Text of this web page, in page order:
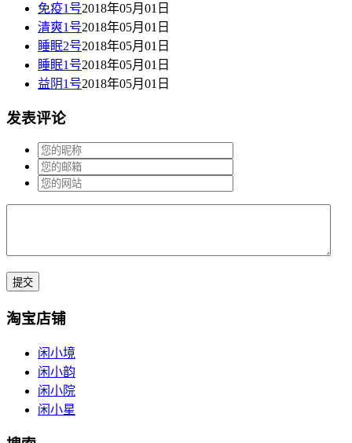
免疫1号2018年05月01日
清爽1号2018年05月01日
睡眠2号2018年05月01日
睡眠1号2018年05月01日
益阴1号2018年05月01日
发表评论
淘宝店铺
闲小境
闲小韵
闲小院
闲小星